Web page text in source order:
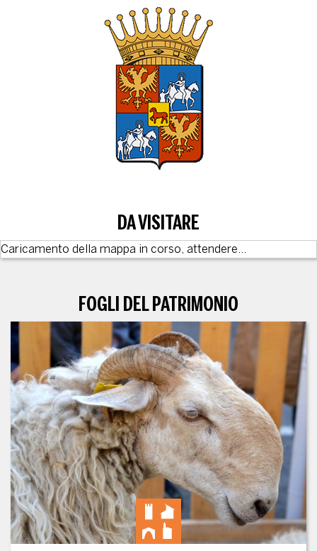
DA VISITARE
Caricamento della mappa in corso, attendere...
FOGLI DEL PATRIMONIO